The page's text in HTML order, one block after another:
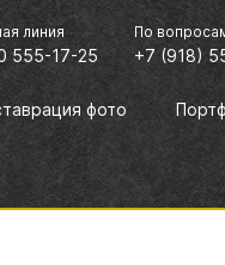
линия
555-17-25
По
+7 (918)
фото